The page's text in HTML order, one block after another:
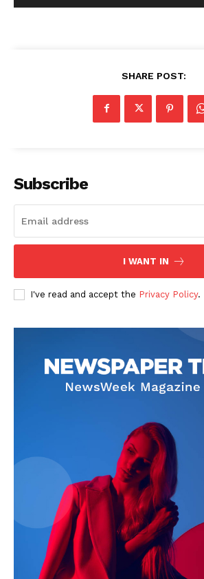
SHARE POST:
Subscribe
I WANT IN
I've read and accept the Privacy Policy.